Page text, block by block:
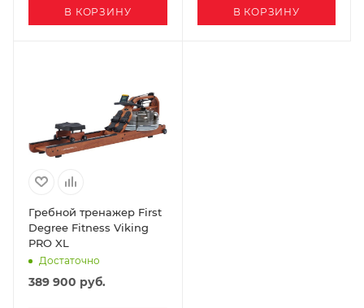
В КОРЗИНУ В КОРЗИНУ
Гребной тренажер First
Degree Fitness Viking
PRO XL
Достаточно
389 900 руб.